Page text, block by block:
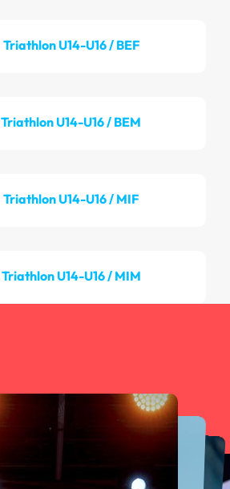
Triathlon U14-U16 / BEF
Triathlon U14-U16 / BEM
Triathlon U14-U16 / MIF
Triathlon U14-U16 / MIM